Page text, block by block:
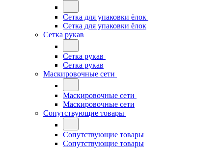
Сетка для упаковки ёлок
Сетка для упаковки ёлок
Сетка рукав
Сетка рукав
Сетка рукав
Маскировочные сети
Маскировочные сети
Маскировочные сети
Сопутствующие товары
Сопутствующие товары
Сопутствующие товары